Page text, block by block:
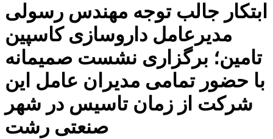
ابتکار جالب توجه مهندس رسولی
مدیرعامل داروسازی کاسپین
تامین؛ برگزاری نشست صمیمانه
با حضور تمامی مدیران عامل این
شرکت از زمان تاسیس در شهر
صنعتی رشت